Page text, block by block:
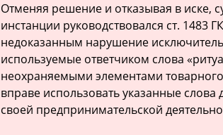
Отменяя решение и отказывая в иске,
инстанции руководствовался ст. 1483
недоказанным нарушение
используемые ответчиком слова
неохраняемыми элементами
вправе использовать указанные слова
своей предпринимательской